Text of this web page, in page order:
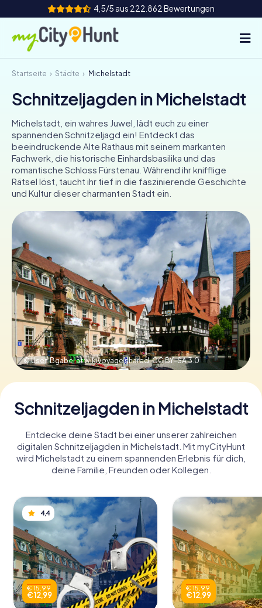
4,5/5 aus 222.862 Bewertungen
So funktioniert's
Städte
Touren
Teamevent
Tickets
INT AT CH
DE
ES
FR UK
IE
NL
Tickets buchen
Gutscheine bestellen
Startseite Städte Michelstadt
Schnitzeljagden in Michelstadt
Michelstadt, ein wahres Juwel, lädt euch zu einer
spannenden Schnitzeljagd ein! Entdeckt das
beeindruckende Alte Rathaus mit seinem markanten
Fachwerk, die historische Einhardsbasilika und das
romantische Schloss Fürstenau. Während ihr knifflige
Rätsel löst, taucht ihr tief in die faszinierende Geschichte
und Kultur dieser charmanten Stadt ein.
© User: Bgabel at wikivoyage shared,CC BY-SA 3.0
Schnitzeljagden in Michelstadt
Entdecke deine Stadt bei einer unserer zahlreichen
digitalen Schnitzeljagden in Michelstadt. Mit myCityHunt
wird Michelstadt zu einem spannenden Erlebnis für dich,
deine Familie, Freunden oder Kollegen.
4,4
€ 15,99
€ 12,99
€ 15,99
€ 12,99